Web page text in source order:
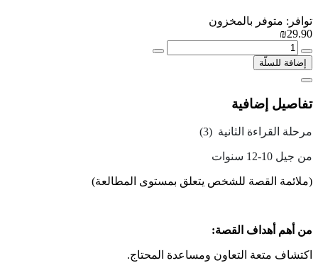
توافر: متوفر بالمخزون
₪29.90
إضافة للسلّة
تفاصيل إضافية
مرحلة القراءة الثانية (3)
من جيل 10-12 سنوات
(ملائمة القصة للشخص يتعلق بمستوى المطالعة)
من أهم أهداف القصة:
اكتشاف متعة التعاون ومساعدة المحتاج.